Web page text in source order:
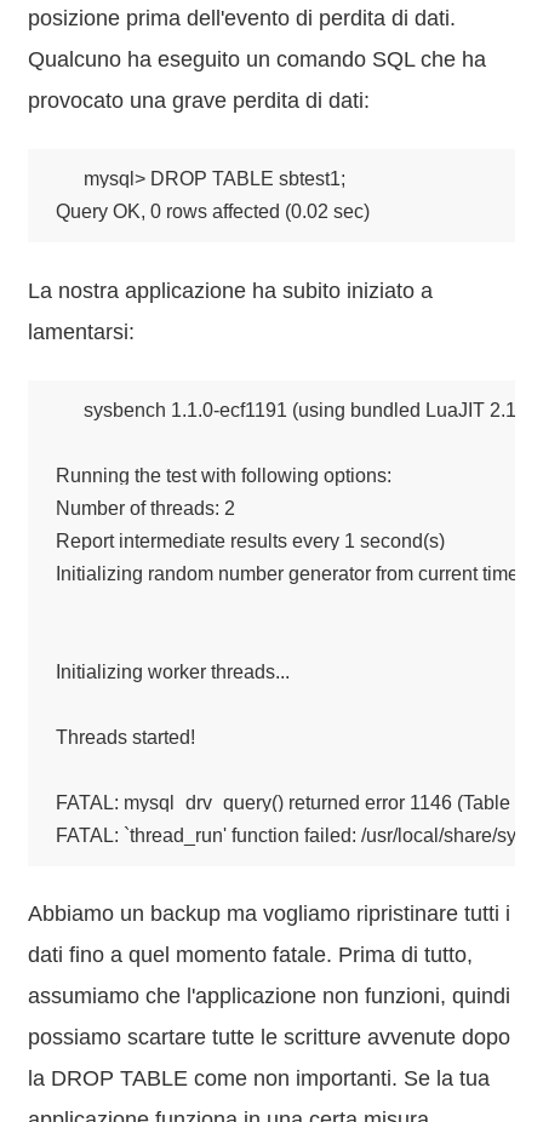
posizione prima dell'evento di perdita di dati.
Qualcuno ha eseguito un comando SQL che ha
provocato una grave perdita di dati:
mysql> DROP TABLE sbtest1;
Query OK, 0 rows affected (0.02 sec)
La nostra applicazione ha subito iniziato a
lamentarsi:
sysbench 1.1.0-ecf1191 (using bundled LuaJIT 2.1.0-
Running the test with following options:
Number of threads: 2
Report intermediate results every 1 second(s)
Initializing random number generator from current time
Initializing worker threads...
Threads started!
FATAL: mysql_drv_query() returned error 1146 (Table
FATAL: `thread_run' function failed: /usr/local/share/
Abbiamo un backup ma vogliamo ripristinare tutti i
dati fino a quel momento fatale. Prima di tutto,
assumiamo che l'applicazione non funzioni, quindi
possiamo scartare tutte le scritture avvenute dopo
la DROP TABLE come non importanti. Se la tua